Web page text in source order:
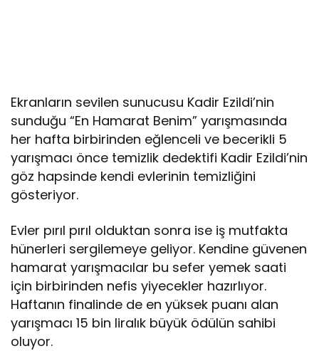
Ekranların sevilen sunucusu Kadir Ezildi’nin
sunduğu “En Hamarat Benim” yarışmasında
her hafta birbirinden eğlenceli ve becerikli 5
yarışmacı önce temizlik dedektifi Kadir Ezildi’nin
göz hapsinde kendi evlerinin temizliğini
gösteriyor.
Evler pırıl pırıl olduktan sonra ise iş mutfakta
hünerleri sergilemeye geliyor. Kendine güvenen
hamarat yarışmacılar bu sefer yemek saati
için birbirinden nefis yiyecekler hazırlıyor.
Haftanın finalinde de en yüksek puanı alan
yarışmacı 15 bin liralık büyük ödülün sahibi
oluyor.